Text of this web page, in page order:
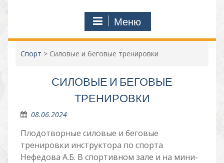
Меню
Спорт > Силовые и беговые тренировки
СИЛОВЫЕ И БЕГОВЫЕ
ТРЕНИРОВКИ
08.06.2024
Плодотворные силовые и беговые
тренировки инструктора по спорта
Нефедова А.Б. В спортивном зале и на мини-